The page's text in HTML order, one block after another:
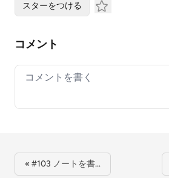
スターをつける
コメント
Your comment
« #103 ノートを書…